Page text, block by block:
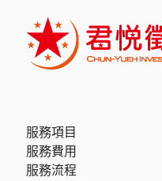
服務項目
服務費用
服務流程